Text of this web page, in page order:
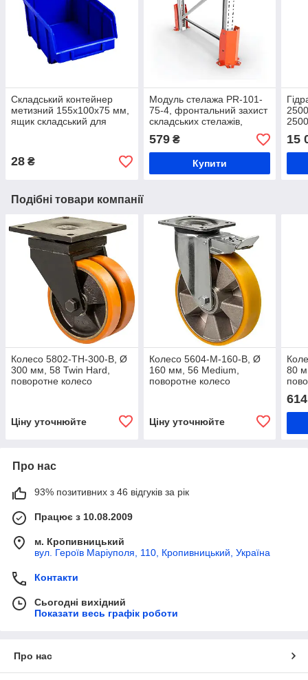
Складський контейнер
метизний 155х100х75 мм,
ящик складський для
сировини
28 ₴
Модуль стелажа PR-101-
75-4, фронтальний захист
складських стелажів,
захист стійки стелажа 75-4
мм
579₴
Купити
візок
15
Подібні товари компанії
Колесо 5802-ТН-300-B, Ø
300 мм, 58 Twin Hard,
поворотне колесо
Ціну уточнюйте
Колесо 5604-M-160-B, Ø
160 мм, 56 Medium,
поворотне колесо
кронштейном, колесо на
візок
Ціну уточнюйте
80
Про нас
93% позитивних з 46 відгуків за рік
Працює з 10.08.2009
м. Кропивницький
вул. Героїв Маріуполя, 110, Кропивницький, Україна
Контакти
Сьогодні вихідний
Показати весь графік роботи
Про нас